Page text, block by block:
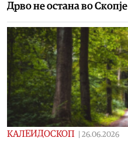
Дрво не остана во Скопје
КАЛЕИДОСКОП 26.06.2026